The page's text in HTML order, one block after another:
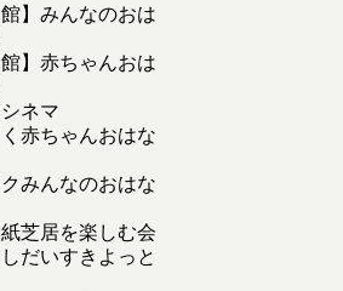
館】みんなのおは
館】赤ちゃんおは
ネマ
赤ちゃんおはな
みんなのおはな
芝居を楽しむ会
だいすきよっと